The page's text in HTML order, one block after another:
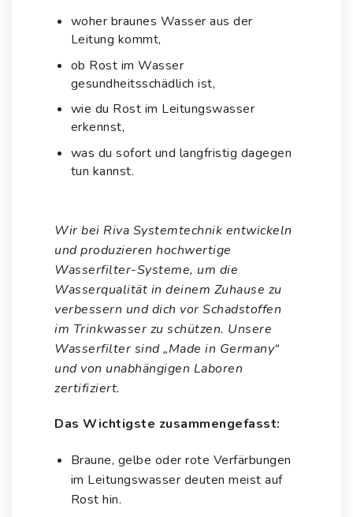
woher braunes Wasser aus der
Leitung kommt,
ob Rost im Wasser
gesundheitsschädlich ist,
wie du Rost im Leitungswasser
erkennst,
was du sofort und langfristig dagegen
tun kannst.
Wir bei Riva Systemtechnik entwickeln
und produzieren hochwertige
Wasserfilter-Systeme, um die
Wasserqualität in deinem Zuhause zu
verbessern und dich vor Schadstoffen
im Trinkwasser zu schützen. Unsere
Wasserfilter sind „Made in Germany“
und von unabhängigen Laboren
zertifiziert.
Das Wichtigste zusammengefasst:
Braune, gelbe oder rote Verfärbungen
im Leitungswasser deuten meist auf
Rost hin.